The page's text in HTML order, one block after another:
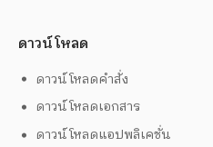
ดาวน์โหลด
ดาวน์โหลดคำสั่ง
ดาวน์โหลดเอกสาร
ดาวน์โหลดแอปพลิเคชั่น